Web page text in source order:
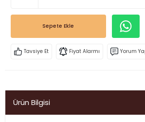
Sepete Ekle
Tavsiye Et Fiyat Alarmı Yorum
Ürün Bilgisi